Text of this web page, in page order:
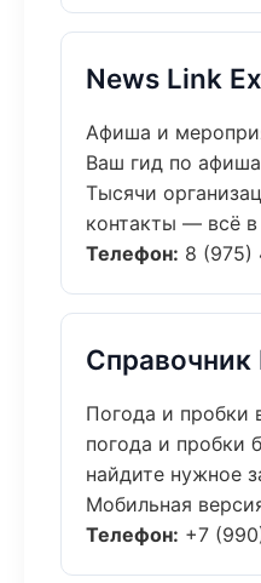
News Link
Афиша и
Ваш гид по
Тысячи
контакты — всё
Телефон: 8 (975)
Справочник
Погода и пробки
погода и пробки
найдите нужное
Мобильная
Телефон: +7